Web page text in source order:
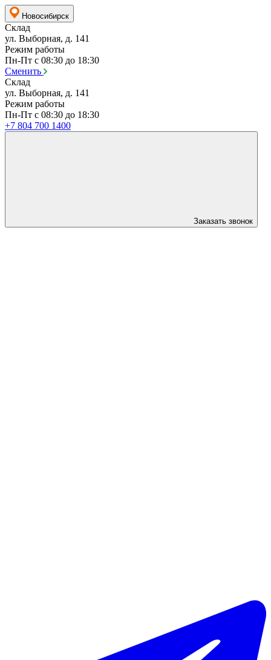
Новосибирск
Склад
ул. Выборная, д. 141
Режим работы
Пн-Пт с 08:30 до 18:30
Сменить
Склад
ул. Выборная, д. 141
Режим работы
Пн-Пт с 08:30 до 18:30
+7 804 700 1400
Заказать звонок